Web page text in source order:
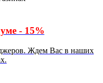
- 15%
Ждем Вас в наших